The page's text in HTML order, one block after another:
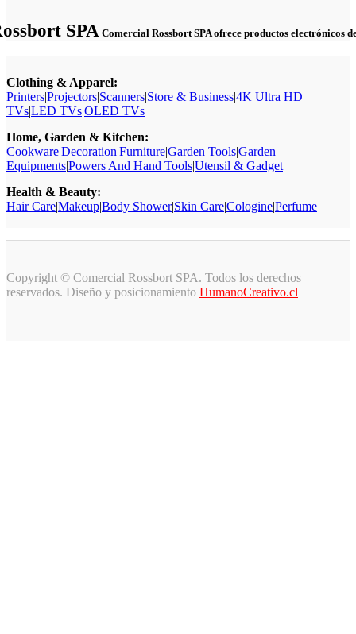
SPA Comercial Rossbort SPA ofrece productos electrónicos
Clothing & Apparel:
Printers|Projectors|Scanners|Store & Business|4K Ultra HD
TVs|LED TVs|OLED TVs
Home, Garden & Kitchen:
Cookware|Decoration|Furniture|Garden Tools|Garden
Equipments|Powers And Hand Tools|Utensil & Gadget
Health & Beauty:
Hair Care|Makeup|Body Shower|Skin Care|Cologine|Perfume
Copyright © Comercial Rossbort SPA. Todos los derechos
reservados. Diseño y posicionamiento HumanoCreativo.cl